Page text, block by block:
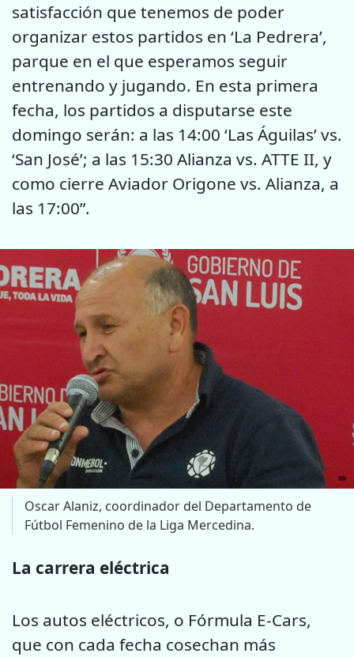
satisfacción que tenemos de poder
organizar estos partidos en ‘La Pedrera’,
parque en el que esperamos seguir
entrenando y jugando. En esta primera
fecha, los partidos a disputarse este
domingo serán: a las 14:00 ‘Las Águilas’ vs.
‘San José’; a las 15:30 Alianza vs. ATTE II, y
como cierre Aviador Origone vs. Alianza, a
las 17:00”.
Oscar Alaniz, coordinador del Departamento de
Fútbol Femenino de la Liga Mercedina.
La carrera eléctrica
Los autos eléctricos, o Fórmula E-Cars,
que con cada fecha cosechan más